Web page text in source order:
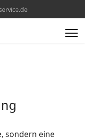
sondern eine